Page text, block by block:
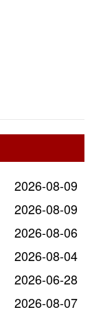
2026-08-09
2026-08-09
2026-08-06
2026-08-04
2026-06-28
2026-08-07